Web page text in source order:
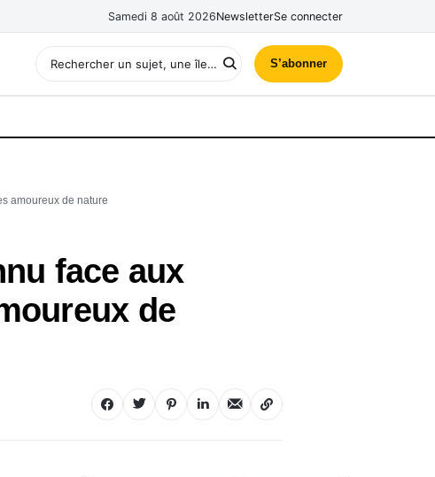
Samedi 8 août 2026NewsletterSe connecter
S’abonner
amoureux de nature
face aux
de